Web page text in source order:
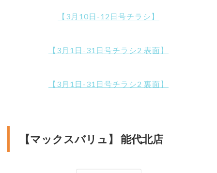
【3月10日-12日号チラシ】
【3月1日-31日号チラシ2 表面】
【3月1日-31日号チラシ2 裏面】
【マックスバリュ】 能代北店